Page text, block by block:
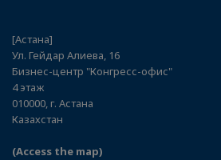
[Астана]
Ул. Гейдар Алиева, 16
Бизнес-центр "Конгресс-офис"
4 этаж
010000, г. Астана
Казахстан
(Access the map)